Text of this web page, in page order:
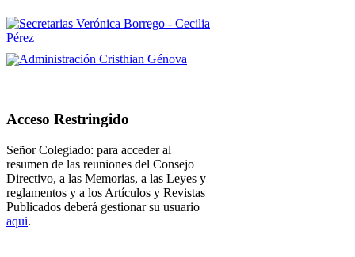
Acceso Restringido
Señor Colegiado: para acceder al
resumen de las reuniones del Consejo
Directivo, a las Memorias, a las Leyes y
reglamentos y a los Artículos y Revistas
Publicados deberá gestionar su usuario
aqui.